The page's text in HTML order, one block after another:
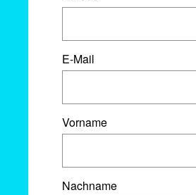
E-Mail
Vorname
Nachname